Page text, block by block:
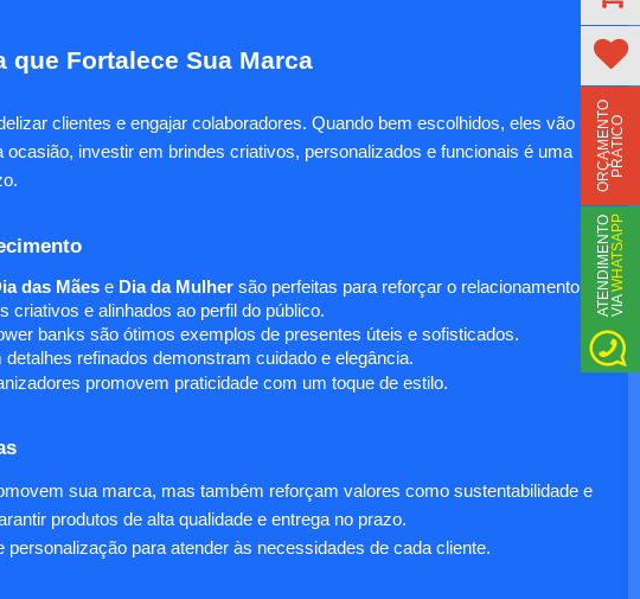
Fortalece Sua Marca
clientes e engajar colaboradores. Quando bem escolhidos, eles vão
investir em brindes criativos, personalizados e funcionais é uma
das Mães e Dia da Mulher são perfeitas para reforçar o relacionamento
e alinhados ao perfil do público.
banks são ótimos exemplos de presentes úteis e sofisticados.
refinados demonstram cuidado e elegância.
promovem praticidade com um toque de estilo.
sua marca, mas também reforçam valores como sustentabilidade e
produtos de alta qualidade e entrega no prazo.
para atender às necessidades de cada cliente.
O
R
Ç
A
M
E
N
T
O
P
R
Á
T
I
CO
A
TE
N
D
I
M
E
N
T
O
V
I
AWHATSAPP